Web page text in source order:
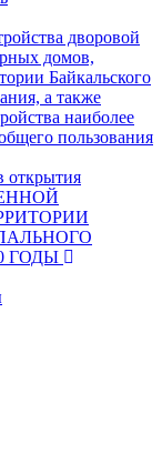
дворовой
домов,
Байкальского
а также
наиболее
пользования
открытия
ГОДЫ